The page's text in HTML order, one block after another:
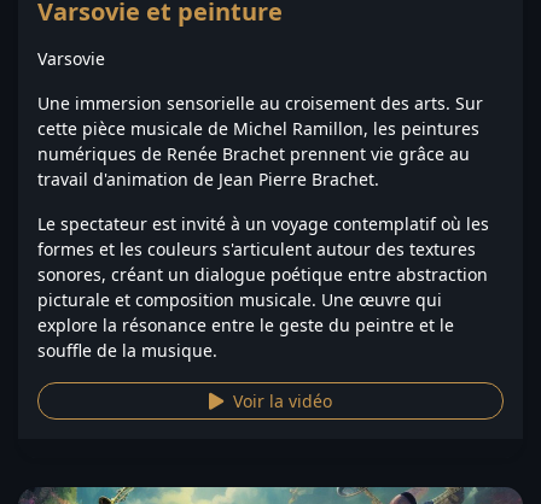
Varsovie et peinture
Varsovie
Une immersion sensorielle au croisement des arts. Sur
cette pièce musicale de Michel Ramillon, les peintures
numériques de Renée Brachet prennent vie grâce au
travail d'animation de Jean Pierre Brachet.
Le spectateur est invité à un voyage contemplatif où les
formes et les couleurs s'articulent autour des textures
sonores, créant un dialogue poétique entre abstraction
picturale et composition musicale. Une œuvre qui
explore la résonance entre le geste du peintre et le
souffle de la musique.
Voir la vidéo